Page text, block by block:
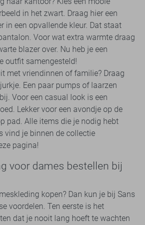
in het zwart. Draag hier een
in een opvallende kleur. Dat staat
Voor wat extra warmte draag
blazer over. Nu heb je een
outfit samengesteld!
met vriendinnen of familie? Draag
Een paar pumps of laarzen
Voor een casual look is een
Lekker voor een avondje op de
pad. Alle items die je nodig hebt
vind je binnen de collectie
pagina!
voor dames bestellen bij
kopen? Dan kun je bij Sans
voordelen. Ten eerste is het
dat je nooit lang hoeft te wachten